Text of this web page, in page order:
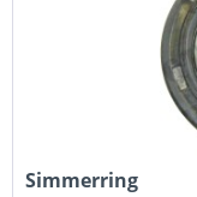
Simmerring